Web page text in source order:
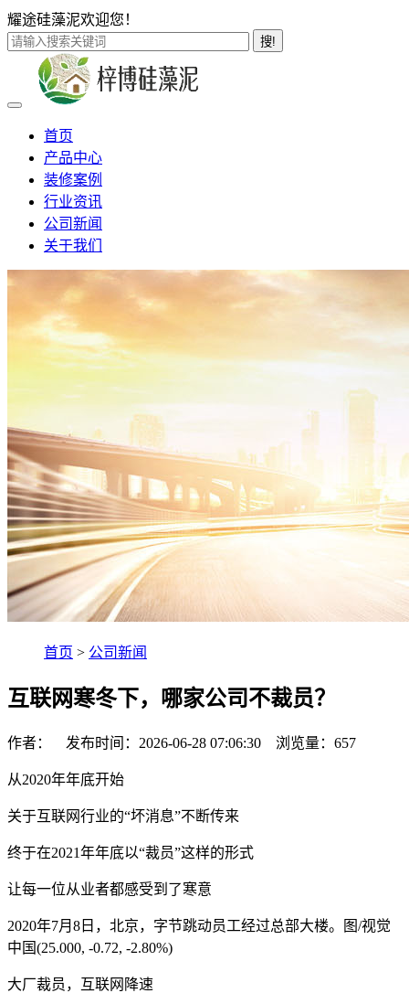
耀途硅藻泥欢迎您！
搜!
首页
产品中心
装修案例
行业资讯
公司新闻
关于我们
首页 > 公司新闻
互联网寒冬下，哪家公司不裁员？
作者： 发布时间：2026-06-28 07:06:30 浏览量： 657
从2020年年底开始
关于互联网行业的“坏消息”不断传来
终于在2021年年底以“裁员”这样的形式
让每一位从业者都感受到了寒意
2020年7月8日，北京，字节跳动员工经过总部大楼。图/视觉
中国(25.000, -0.72, -2.80%)
大厂裁员，互联网降速